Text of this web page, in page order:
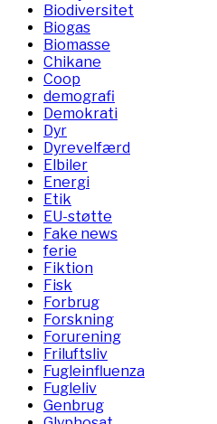
Biodiversitet
Biogas
Biomasse
Chikane
Coop
demografi
Demokrati
Dyr
Dyrevelfærd
Elbiler
Energi
Etik
EU-støtte
Fake news
ferie
Fiktion
Fisk
Forbrug
Forskning
Forurening
Friluftsliv
Fugleinfluenza
Fugleliv
Genbrug